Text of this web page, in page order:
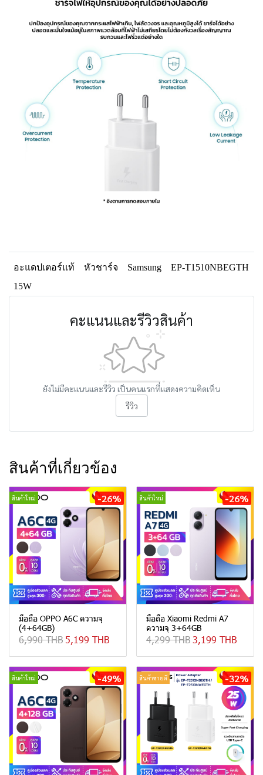
อะแดปเตอร์แท้ หัวชาร์จ Samsung
EP-T1510NBEGTH
15W
คะแนนและรีวิวสินค้า
ยังไม่มีคะแนนและรีวิว เป็นคนแรกที่แสดงความคิดเห็น
รีวิว
สินค้าที่เกี่ยวข้อง
สินค้าใหม่ -26%
มือถือ OPPO A6C ความจุ
(4+64GB)
6,990 THB 5,199 THB
สินค้าใหม่ -26%
มือถือ Xiaomi Redmi A7
ความจุ 3+64GB
4,299 THB3,199 THB
สินค้าใหม่ -49% สินค้าขายดี -32%